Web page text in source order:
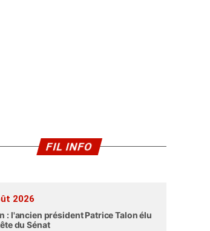
FIL INFO
2026
: l'ancien président Patrice Talon élu
du Sénat